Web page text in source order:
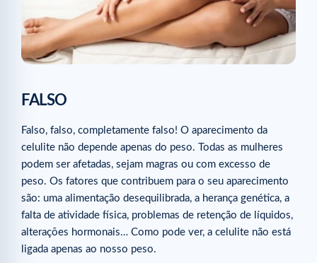
FALSO
Falso, falso, completamente falso! O aparecimento da
celulite não depende apenas do peso. Todas as mulheres
podem ser afetadas, sejam magras ou com excesso de
peso. Os fatores que contribuem para o seu aparecimento
são: uma alimentação desequilibrada, a herança genética, a
falta de atividade física, problemas de retenção de líquidos,
alterações hormonais… Como pode ver, a celulite não está
ligada apenas ao nosso peso.